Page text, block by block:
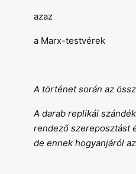
azaz
a Marx-testvérek
A történet során az
A darab replikái
rendező szereposztást
de ennek hogyanjáról